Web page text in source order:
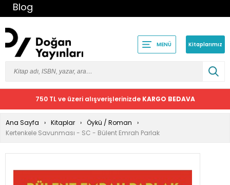
Blog
MENÜ Kitaplarımız
750 TL ve üzeri alışverişlerinizde KARGO BEDAVA
Ana Sayfa Kitaplar
Öykü / Roman
Kertenkele Savunması - SC - Bülent Emrah Parlak